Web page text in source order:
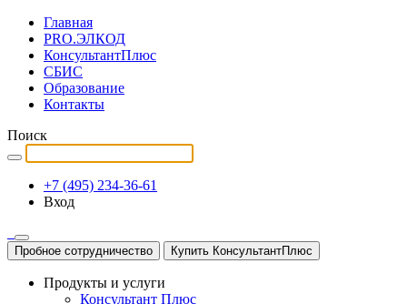
Главная
PRO.ЭЛКОД
КонсультантПлюс
СБИС
Образование
Контакты
Поиск
+7 (495) 234-36-61
Вход
Пробное сотрудничество Купить КонсультантПлюс
Продукты и услуги
Консультант Плюс